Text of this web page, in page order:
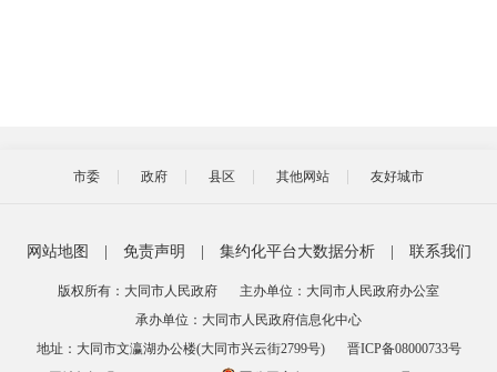
市委 政府 县区 其他网站 友好城市
网站地图 免责声明 集约化平台大数据分析 联系我们
版权所有：大同市人民政府
主办单位：大同市人民政府办公室
承办单位：大同市人民政府信息化中心
地址：大同市文瀛湖办公楼(大同市兴云街2799号)
晋ICP备08000733号